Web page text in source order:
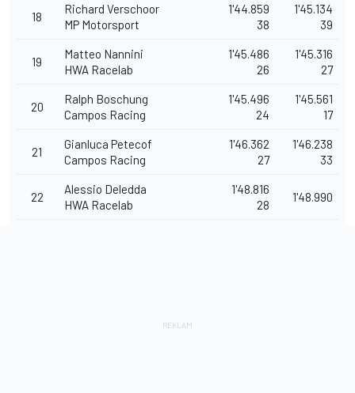
18
Richard Verschoor
MP Motorsport
1'44.859
38
1'45.134
39
19
Matteo Nannini
HWA Racelab
1'45.486
26
1'45.316
27
20
Ralph Boschung
Campos Racing
1'45.496
24
1'45.561
17
21
Gianluca Petecof
Campos Racing
1'46.362
27
1'46.238
33
22
Alessio Deledda
HWA Racelab
1'48.816
28
1'48.990